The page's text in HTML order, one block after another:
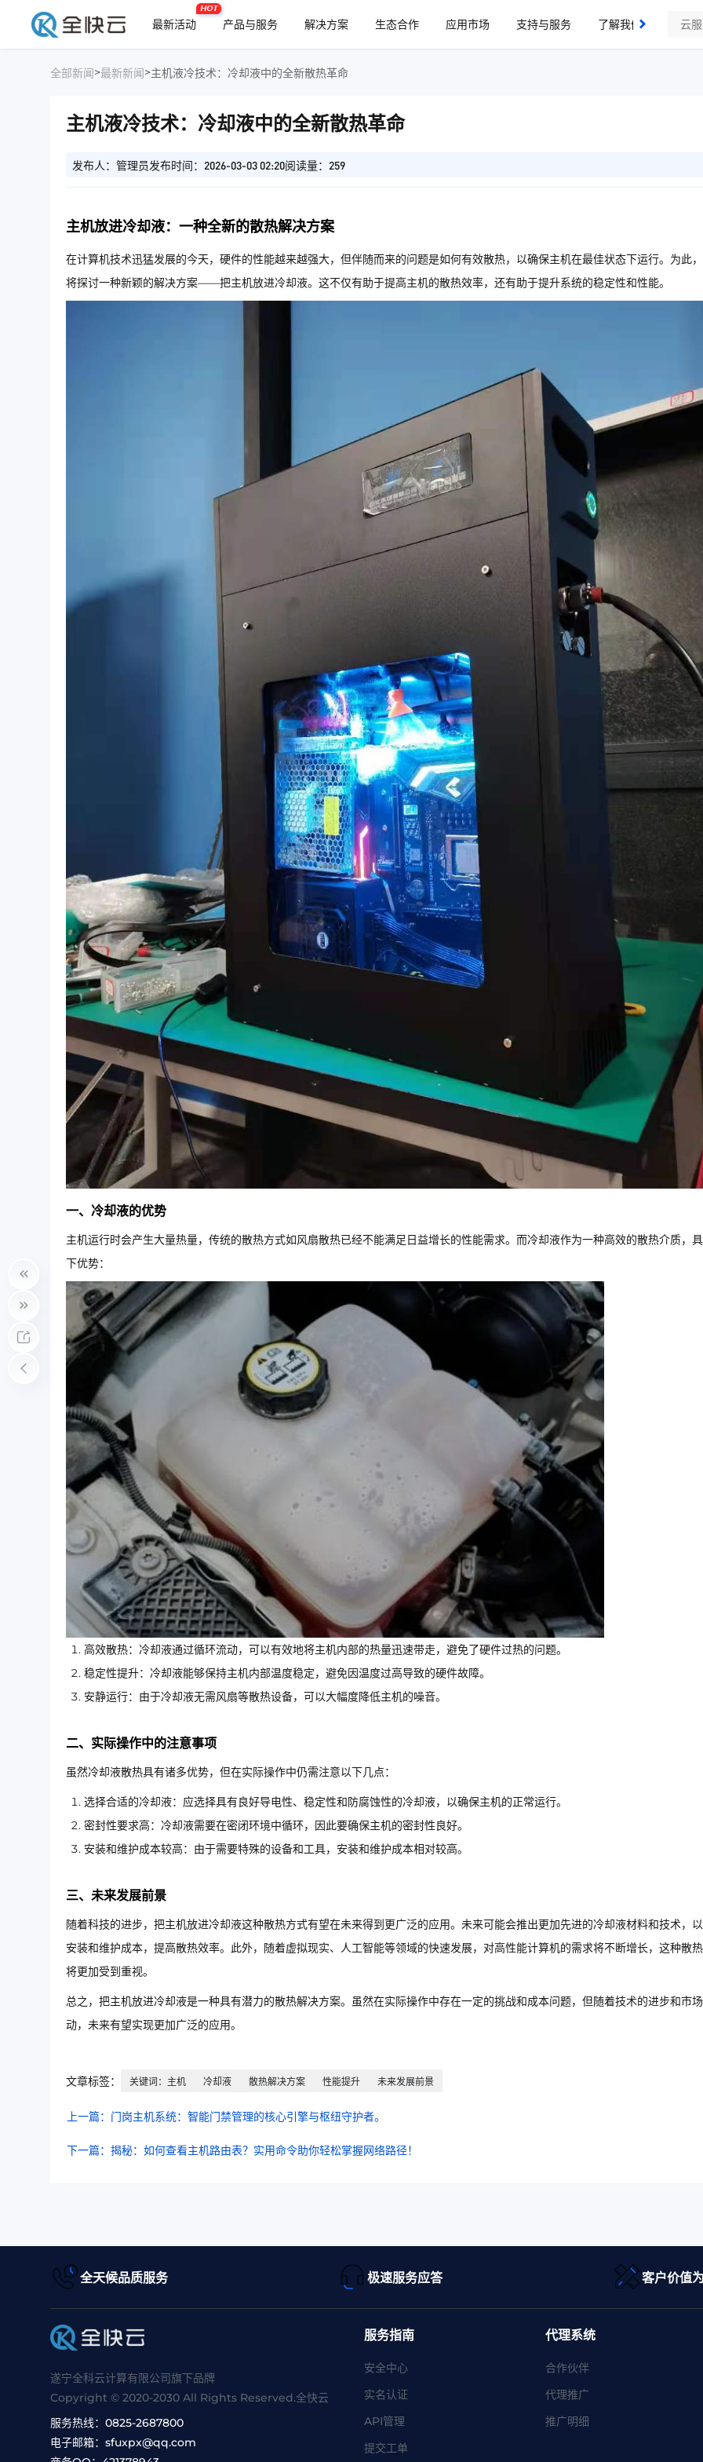
最新活动
HOT
产品与服务 解决方案 生态合作 应用市场 支持与服务 了解我们
全部新闻>最新新闻>主机液冷技术：冷却液中的全新散热革命
主机液冷技术：冷却液中的全新散热革命
发布人：管理员发布时间：2026-03-03 02:20阅读量：259
主机放进冷却液：一种全新的散热解决方案
在计算机技术迅猛发展的今天，硬件的性能越来越强大，但伴随而来的问题是如何有效散热，以确保主机在最佳状态下运行。为此
将探讨一种新颖的解决方案——把主机放进冷却液。这不仅有助于提高主机的散热效率，还有助于提升系统的稳定性和性能。
一、冷却液的优势
主机运行时会产生大量热量，传统的散热方式如风扇散热已经不能满足日益增长的性能需求。而冷却液作为一种高效的散热介质，
下优势：
高效散热：冷却液通过循环流动，可以有效地将主机内部的热量迅速带走，避免了硬件过热的问题。
稳定性提升：冷却液能够保持主机内部温度稳定，避免因温度过高导致的硬件故障。
安静运行：由于冷却液无需风扇等散热设备，可以大幅度降低主机的噪音。
二、实际操作中的注意事项
虽然冷却液散热具有诸多优势，但在实际操作中仍需注意以下几点：
选择合适的冷却液：应选择具有良好导电性、稳定性和防腐蚀性的冷却液，以确保主机的正常运行。
密封性要求高：冷却液需要在密闭环境中循环，因此要确保主机的密封性良好。
安装和维护成本较高：由于需要特殊的设备和工具，安装和维护成本相对较高。
三、未来发展前景
随着科技的进步，把主机放进冷却液这种散热方式有望在未来得到更广泛的应用。未来可能会推出更加先进的冷却液材料和技术，
安装和维护成本，提高散热效率。此外，随着虚拟现实、人工智能等领域的快速发展，对高性能计算机的需求将不断增长，这种散
将更加受到重视。
总之，把主机放进冷却液是一种具有潜力的散热解决方案。虽然在实际操作中存在一定的挑战和成本问题，但随着技术的进步和市
动，未来有望实现更加广泛的应用。
文章标签： 关键词：主机 冷却液 散热解决方案 性能提升 未来发展前景
上一篇：门岗主机系统：智能门禁管理的核心引擎与枢纽守护者。
下一篇：揭秘：如何查看主机路由表？实用命令助你轻松掌握网络路径！
全天候品质服务 极速服务应答 客户价值
遂宁全科云计算有限公司旗下品牌
Copyright © 2020-2030 All Rights Reserved.全快云
服务热线： 0825-2687800
电子邮箱： sfuxpx@qq.com
服务指南
安全中心
实名认证
API管理
提交工单
代理系统
合作伙伴
代理推广
推广明细